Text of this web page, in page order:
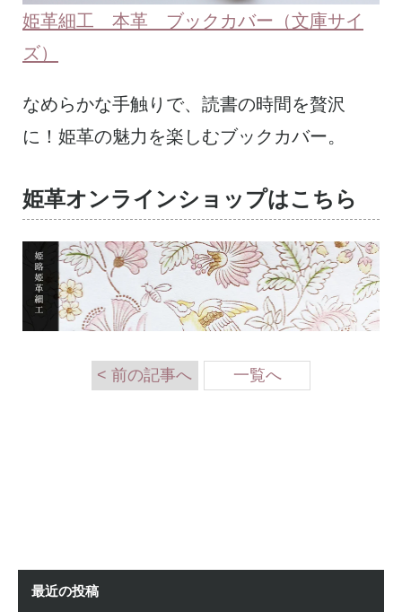
姫革細工 本革 ブックカバー（文庫サイ
ズ）
なめらかな手触りで、読書の時間を贅沢
に！姫革の魅力を楽しむブックカバー。
姫革オンラインショップはこちら
< 前の記事へ 一覧へ
最近の投稿